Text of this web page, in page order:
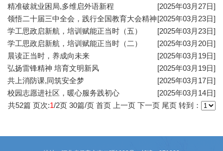
精准破就业困局,多维启外语新程
[2025年03月27日]
领悟二十届三中全会，践行全国教育大会精神[2025年03月23日]
学工思政启新航，培训赋能正当时（五）
[2025年03月23日]
学工思政启新航，培训赋能正当时（二）
[2025年03月20日]
晨读正当时，养成向未来
[2025年03月19日]
弘扬雷锋精神 培育文明新风
[2025年03月19日]
共上消防课,同筑安全梦
[2025年03月17日]
校园志愿进社区，暖心服务践初心
[2025年03月14日]
共52篇 页次:1/2页 30篇/页 首页 上一页 下一页 尾页 转到：